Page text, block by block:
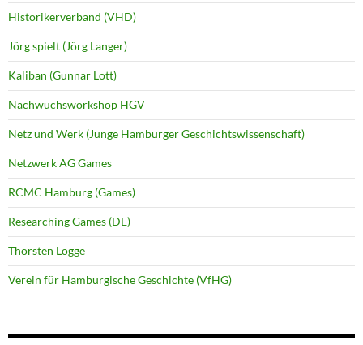
Historikerverband (VHD)
Jörg spielt (Jörg Langer)
Kaliban (Gunnar Lott)
Nachwuchsworkshop HGV
Netz und Werk (Junge Hamburger Geschichtswissenschaft)
Netzwerk AG Games
RCMC Hamburg (Games)
Researching Games (DE)
Thorsten Logge
Verein für Hamburgische Geschichte (VfHG)